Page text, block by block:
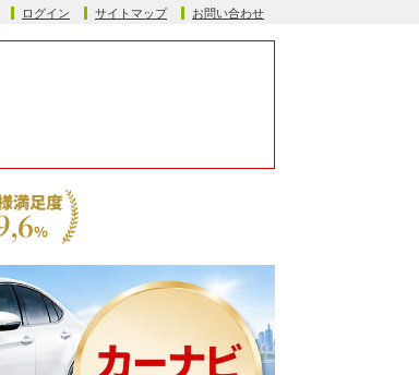
ログイン サイトマップ お問い合わせ